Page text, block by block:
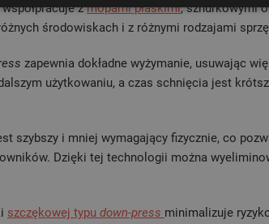
zmopami płaskimi, sznurkowymi
środowiskach i z różnymi rodzajami
zapewnia dokładne wyżymanie, usuwając
użytkowaniu, a czas schnięcia jest
szybszy i mniej wymagający fizycznie, co
Dzięki tej technologii można
szczękowej typu down-press minimalizuje